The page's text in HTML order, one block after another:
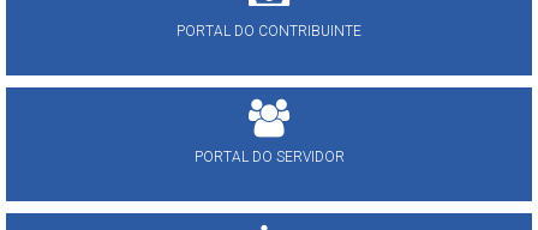
PORTAL DO CONTRIBUINTE
PORTAL DO SERVIDOR